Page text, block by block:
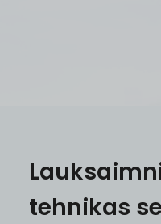
tehnikas